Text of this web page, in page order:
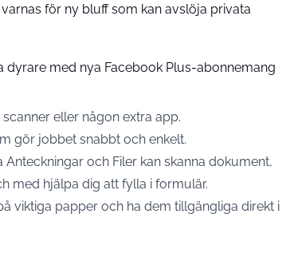
för ny bluff som kan avslöja privata
dyrare med nya Facebook Plus-abonnemang
eller någon extra app.
gör jobbet snabbt och enkelt.
och Filer kan skanna dokument,
med hjälpa dig att fylla i formulär.
viktiga papper och ha dem tillgängliga direkt i